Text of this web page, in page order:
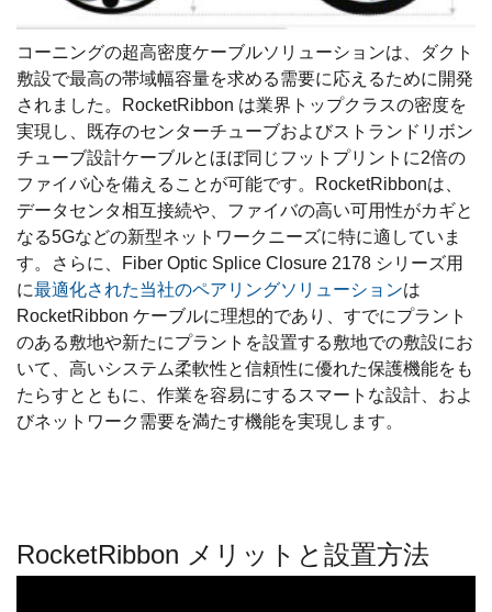
コーニングの超高密度ケーブルソリューションは、ダクト
敷設で最高の帯域幅容量を求める需要に応えるために開発
されました。RocketRibbon は業界トップクラスの密度を
実現し、既存のセンターチューブおよびストランドリボン
チューブ設計ケーブルとほぼ同じフットプリントに2倍の
ファイバ心を備えることが可能です。RocketRibbonは、
データセンタ相互接続や、ファイバの高い可用性がカギと
なる5Gなどの新型ネットワークニーズに特に適していま
す。さらに、Fiber Optic Splice Closure 2178 シリーズ用
に最適化された当社のペアリングソリューションは
RocketRibbon ケーブルに理想的であり、すでにプラント
のある敷地や新たにプラントを設置する敷地での敷設にお
いて、高いシステム柔軟性と信頼性に優れた保護機能をも
たらすとともに、作業を容易にするスマートな設計、およ
びネットワーク需要を満たす機能を実現します。
RocketRibbon メリットと設置方法